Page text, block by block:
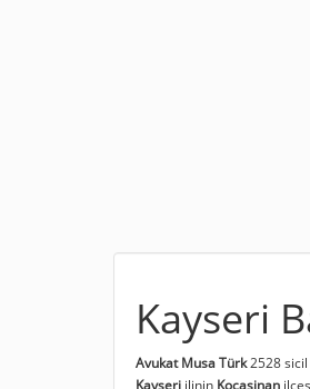
Kayseri
Avukat Musa Türk2528 sicil
Kayseri ilinin Kocasinan